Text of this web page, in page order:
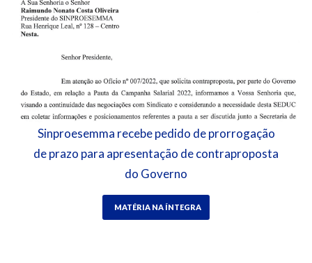
Sinproesemma recebe pedido de prorrogação
de prazo para apresentação de contraproposta
do Governo
MATÉRIA NA ÍNTEGRA